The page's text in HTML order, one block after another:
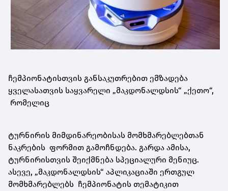
ჩემპიონატისთვის განსაკუთრებით ემზადება
ყველასათვის საყვარელი „მაკდონალდსის“ „ქეთო“,
რომელიც
ტურნირის მიმდინარეობისას მომხმარებლებთან
ნაკრების ფორმით გამოჩნდება. გარდა ამისა,
ტურნირისთვის შეიქმნება სპეციალური მენიუც.
ასევე, „მაკდონალდსის“ აპლიკაციაში ერთგულ
მომხმარებლებს ჩემპიონატის თემატიკით